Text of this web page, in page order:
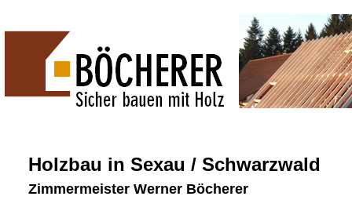
Holzbau in Sexau / Schwarzwald
Zimmermeister Werner Böcherer